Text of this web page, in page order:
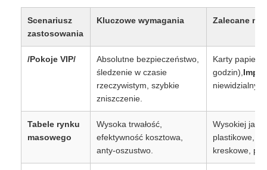
Scenariusz
zastosowania
Kluczowe wymagania Zalecane
/Pokoje VIP/
Absolutne bezpieczeństwo,
śledzenie w czasie
rzeczywistym, szybkie
zniszczenie.
Karty
godzin),
Tabele rynku
masowego
Wysoka trwałość,
efektywność kosztowa,
anty-oszustwo.
Wysokiej
plastikowe,
kreskowe,